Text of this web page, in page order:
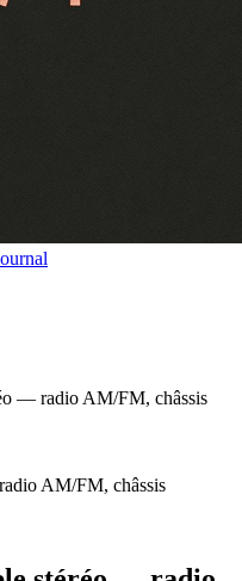
— radio AM/FM, châssis